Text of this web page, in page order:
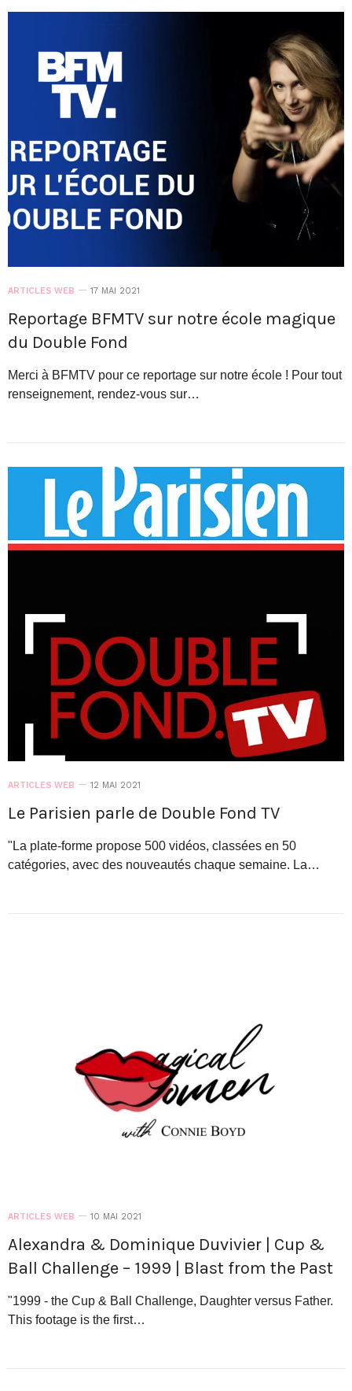
ARTICLES WEB 17 MAI 2021
Reportage BFMTV sur notre école magique
du Double Fond
Merci à BFMTV pour ce reportage sur notre école ! Pour tout
renseignement, rendez-vous sur…
ARTICLES WEB 12 MAI 2021
Le Parisien parle de Double Fond TV
"La plate-forme propose 500 vidéos, classées en 50
catégories, avec des nouveautés chaque semaine. La…
ARTICLES WEB 10 MAI 2021
Alexandra & Dominique Duvivier | Cup &
Ball Challenge – 1999 | Blast from the Past
"1999 - the Cup & Ball Challenge, Daughter versus Father.
This footage is the first…